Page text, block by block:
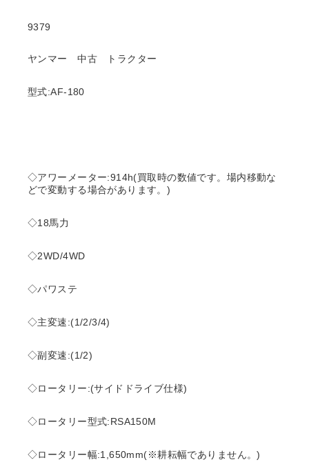
9379
ヤンマー 中古 トラクター
型式:AF-180
◇アワーメーター:914h(買取時の数値です。場内移動な
どで変動する場合があります。)
◇18馬力
◇2WD/4WD
◇パワステ
◇主変速:(1/2/3/4)
◇副変速:(1/2)
◇ロータリー:(サイドドライブ仕様)
◇ロータリー型式:RSA150M
◇ロータリー幅:1,650mm(※耕耘幅でありません。)